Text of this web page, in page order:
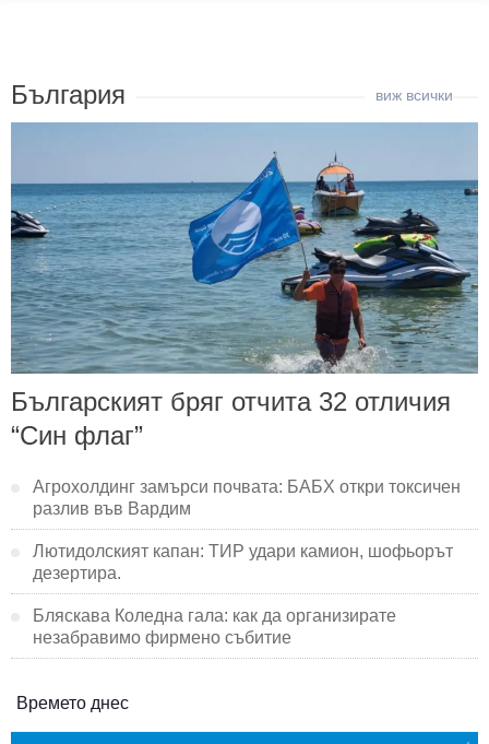
България
Българският бряг отчита 32 отличия
“Син флаг”
Агрохолдинг замърси почвата: БАБХ откри токсичен
разлив във Вардим
Лютидолският капан: ТИР удари камион, шофьорът
дезертира.
Бляскава Коледна гала: как да организирате
незабравимо фирмено събитие
Времето днес